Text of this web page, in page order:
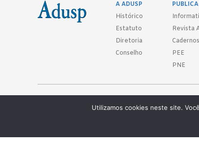
A ADUSP
Histórico
Estatuto
Diretoria
Conselho
Revista
Cadernos
PEE
PNE
Av. Prof. Almeida Prado, 1366 - São Paulo, SP - CEP 05508-070
Telefones: (11) 3091-4465 / 66 ● (11) 3813-5573 ● (11)
Utilizamos cookies neste site.